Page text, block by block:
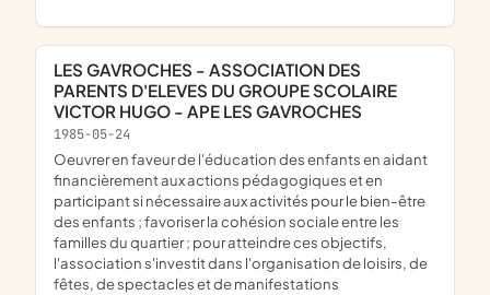
LES GAVROCHES - ASSOCIATION DES
PARENTS D'ELEVES DU GROUPE SCOLAIRE
VICTOR HUGO - APE LES GAVROCHES
1985-05-24
oeuvrer en faveur de l'éducation des enfants en aidant
financièrement aux actions pédagogiques et en
participant si nécessaire aux activités pour le bien-être
des enfants ; favoriser la cohésion sociale entre les
familles du quartier ; pour atteindre ces objectifs,
l'association s'investit dans l'organisation de loisirs, de
fêtes, de spectacles et de manifestations